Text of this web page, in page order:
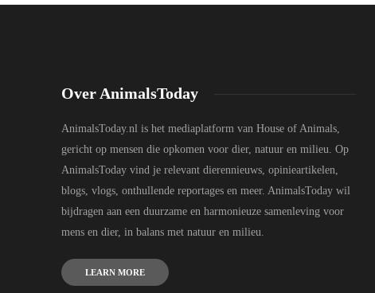
Over AnimalsToday
AnimalsToday.nl is het mediaplatform van House of Animals,
gericht op mensen die opkomen voor dier, natuur en milieu. Op
AnimalsToday vind je relevant dierennieuws, opinieartikelen,
blogs, vlogs, onthullende reportages en meer. AnimalsToday wil
bijdragen aan een duurzame en harmonieuze samenleving voor
mens en dier, in balans met natuur en milieu.
LEARN MORE